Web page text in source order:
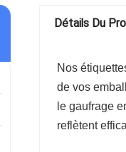
Détails Du
Nos
de vos
le gaufrage
reflètent